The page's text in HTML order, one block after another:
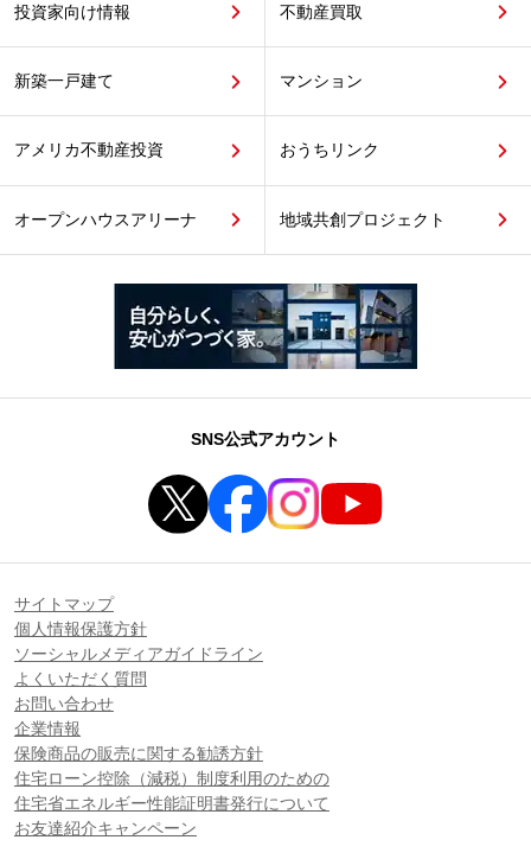
投資家向け情報 不動産買取
新築一戸建て マンション
アメリカ不動産投資 おうちリンク
オープンハウスアリーナ 地域共創プロジェクト
SNS公式アカウント
サイトマップ
個人情報保護方針
ソーシャルメディアガイドライン
よくいただく質問
お問い合わせ
企業情報
保険商品の販売に関する勧誘方針
住宅ローン控除（減税）制度利用のための
住宅省エネルギー性能証明書発行について
お友達紹介キャンペーン